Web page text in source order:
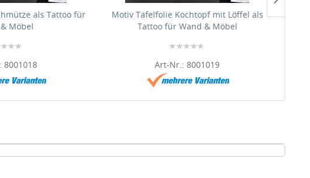
als Tattoo für
Möbel
8001018
Motiv Tafelfolie Kochtopf mit Löffel als
Tattoo für Wand & Möbel
Art-Nr.: 8001019